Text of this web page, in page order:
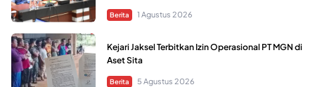
Berita 1 Agustus 2026
Kejari Jaksel Terbitkan Izin Operasional PT MGN di
Aset Sita
Berita 5 Agustus 2026